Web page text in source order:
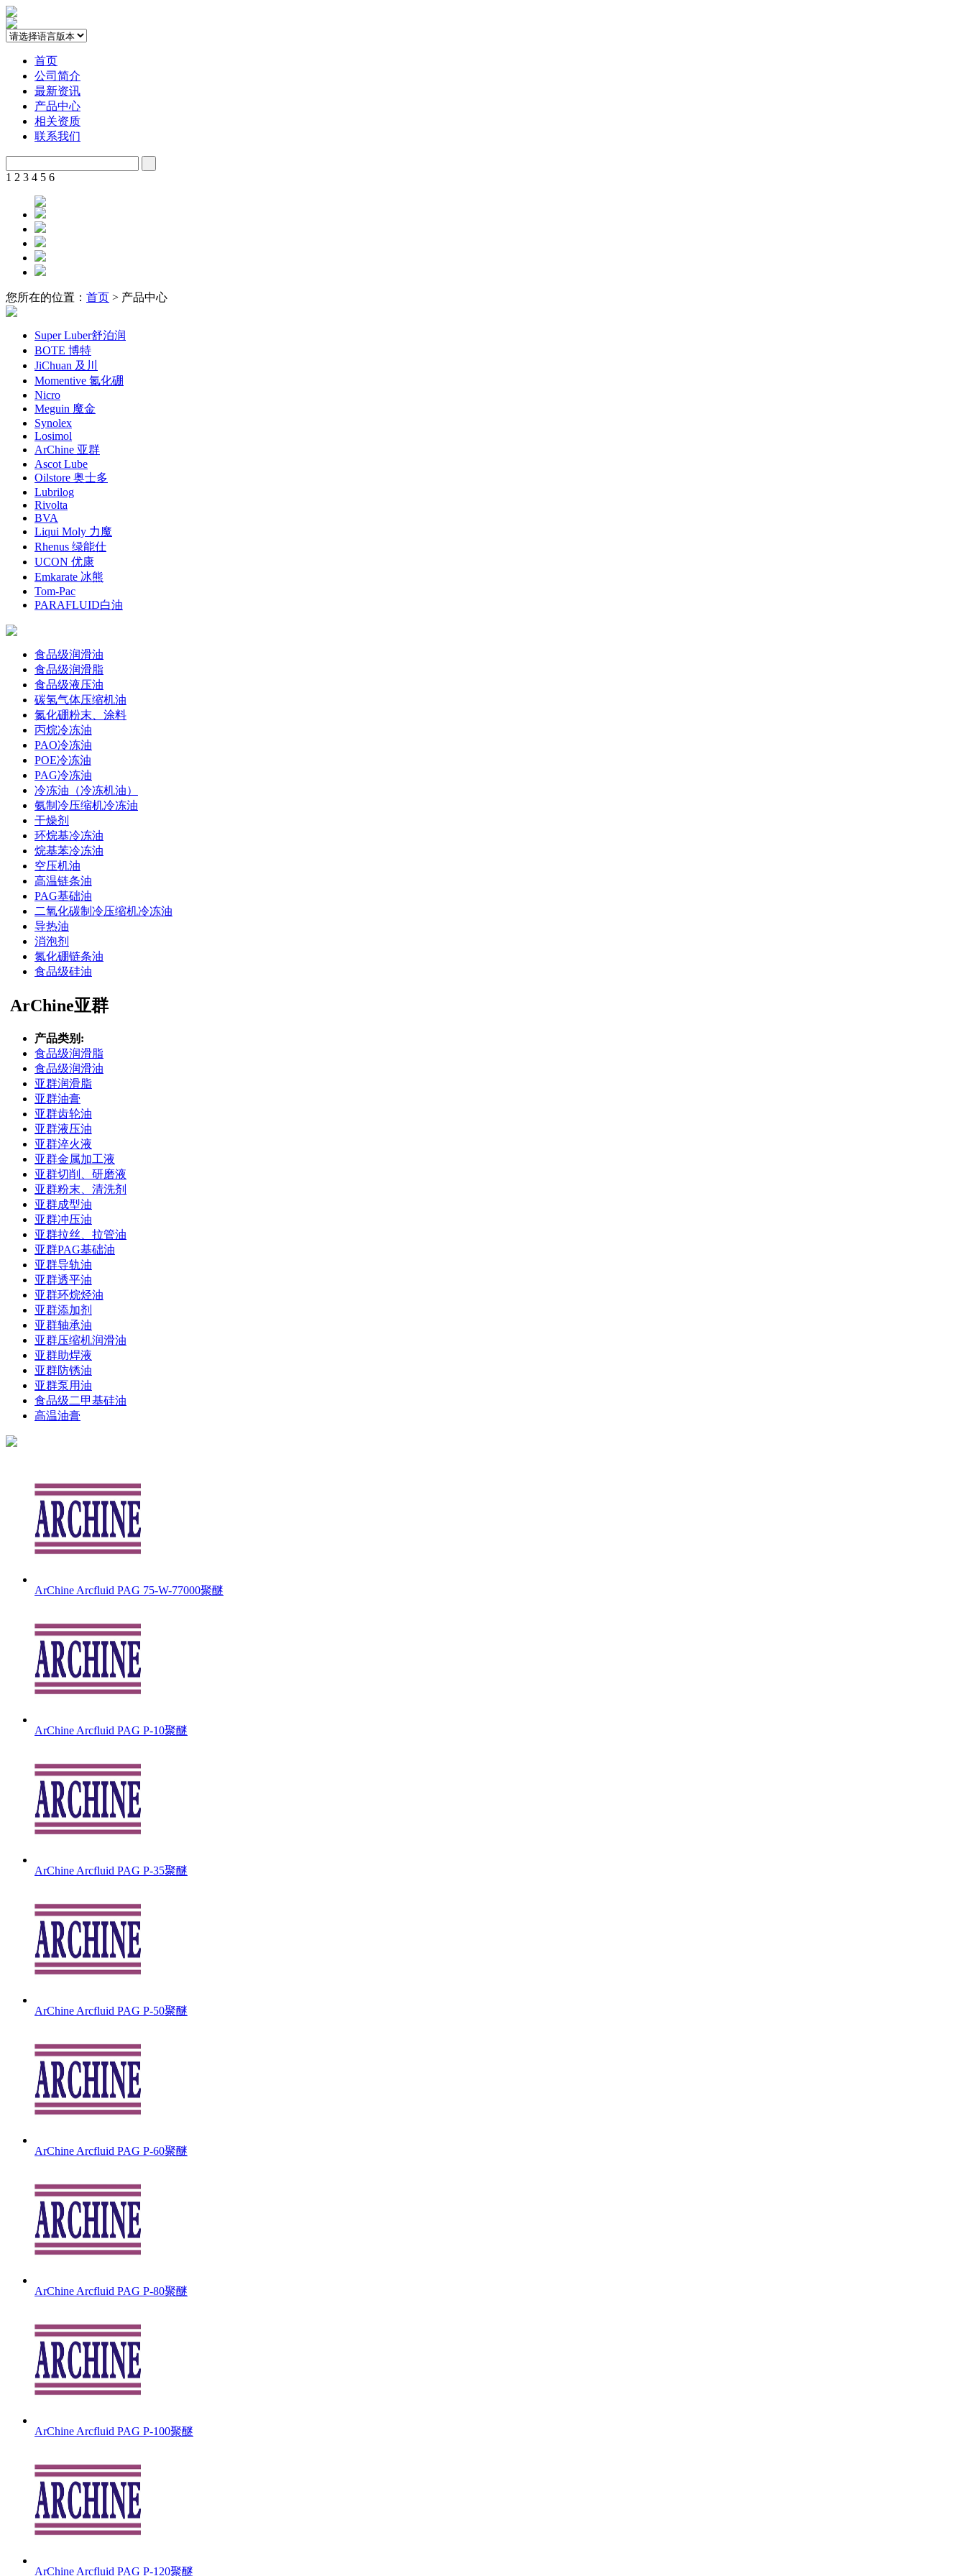
首页
公司简介
最新资讯
产品中心
相关资质
联系我们
1 2 3 4 5 6
您所在的位置： 首页 > 产品中心
Super Luber舒泊润
BOTE 博特
JiChuan 及川
Momentive 氮化硼
Nicro
Meguin 魔金
Synolex
Losimol
ArChine 亚群
Ascot Lube
Oilstore 奥士多
Lubrilog
Rivolta
BVA
Liqui Moly 力魔
Rhenus 绿能仕
UCON 优康
Emkarate 冰熊
Tom-Pac
PARAFLUID白油
食品级润滑油
食品级润滑脂
食品级液压油
碳氢气体压缩机油
氮化硼粉末、涂料
丙烷冷冻油
PAO冷冻油
POE冷冻油
PAG冷冻油
冷冻油（冷冻机油）
氨制冷压缩机冷冻油
干燥剂
环烷基冷冻油
烷基苯冷冻油
空压机油
高温链条油
PAG基础油
二氧化碳制冷压缩机冷冻油
导热油
消泡剂
氮化硼链条油
食品级硅油
ArChine亚群
产品类别:
食品级润滑脂
食品级润滑油
亚群润滑脂
亚群油膏
亚群齿轮油
亚群液压油
亚群淬火液
亚群金属加工液
亚群切削、研磨液
亚群粉末、清洗剂
亚群成型油
亚群冲压油
亚群拉丝、拉管油
亚群PAG基础油
亚群导轨油
亚群透平油
亚群环烷烃油
亚群添加剂
亚群轴承油
亚群压缩机润滑油
亚群助焊液
亚群防锈油
亚群泵用油
食品级二甲基硅油
高温油膏
ArChine Arcfluid PAG 75-W-77000聚醚
ArChine Arcfluid PAG P-10聚醚
ArChine Arcfluid PAG P-35聚醚
ArChine Arcfluid PAG P-50聚醚
ArChine Arcfluid PAG P-60聚醚
ArChine Arcfluid PAG P-80聚醚
ArChine Arcfluid PAG P-100聚醚
ArChine Arcfluid PAG P-120聚醚